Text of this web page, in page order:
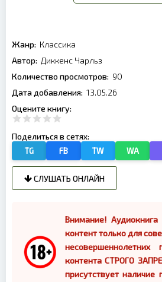
Жанр: Классика
Автор: Диккенс Чарльз
Количество просмотров: 90
Дата добавления: 13.05.26
Оцените книгу:
Поделиться в сетях:
TG FB TW WA
СЛУШАТЬ ОНЛАЙН
Внимание!
контент только для
несовершеннолетних
контента СТРОГО
присутствует